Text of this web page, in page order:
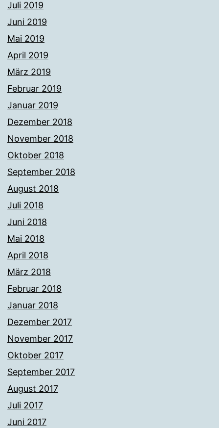
Juli 2019
Juni 2019
Mai 2019
April 2019
März 2019
Februar 2019
Januar 2019
Dezember 2018
November 2018
Oktober 2018
September 2018
August 2018
Juli 2018
Juni 2018
Mai 2018
April 2018
März 2018
Februar 2018
Januar 2018
Dezember 2017
November 2017
Oktober 2017
September 2017
August 2017
Juli 2017
Juni 2017